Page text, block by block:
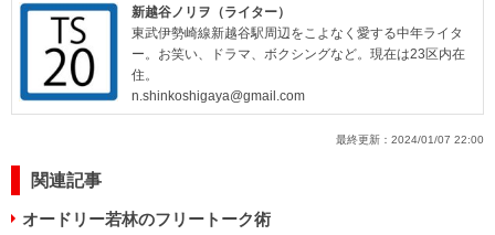
新越谷ノリヲ（ライター）
東武伊勢崎線新越谷駅周辺をこよなく愛する中年ライタ
ー。お笑い、ドラマ、ボクシングなど。現在は23区内在
住。
n.shinkoshigaya@gmail.com
最終更新： 2024/01/07 22:00
関連記事
オードリー若林のフリートーク術